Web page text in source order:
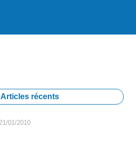
Articles récents
01/2010